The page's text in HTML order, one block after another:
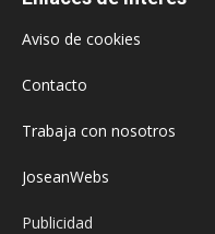
Aviso de cookies
Contacto
Trabaja con nosotros
JoseanWebs
Publicidad